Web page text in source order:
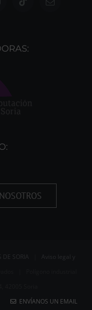
SORIA
Aviso legal y
ENVÍANOS UN EMAIL